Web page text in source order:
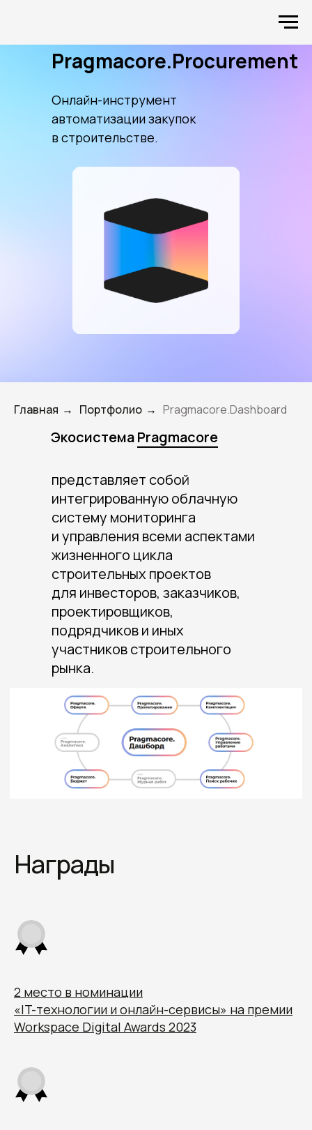
Pragmacore.Procurement
Онлайн-инструмент
автоматизации закупок
в строительстве.
Главная → Портфолио → Pragmacore.Dashboard
ЭкосистемаPragmacore
представляет собой
интегрированную облачную
систему мониторинга
и управления всеми аспектами
жизненного цикла
строительных проектов
для инвесторов, заказчиков,
проектировщиков,
подрядчиков и иных
участников строительного
рынка.
Награды
2 место в номинации
«IT-технологии и онлайн-сервисы» на премии
Workspace Digital Awards 2023